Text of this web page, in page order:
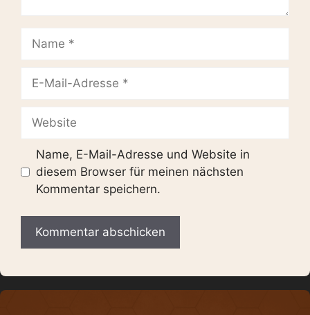
Name
Adresse
Website
Name, E-Mail-Adresse und Website in
diesem Browser für meinen nächsten
Kommentar speichern.